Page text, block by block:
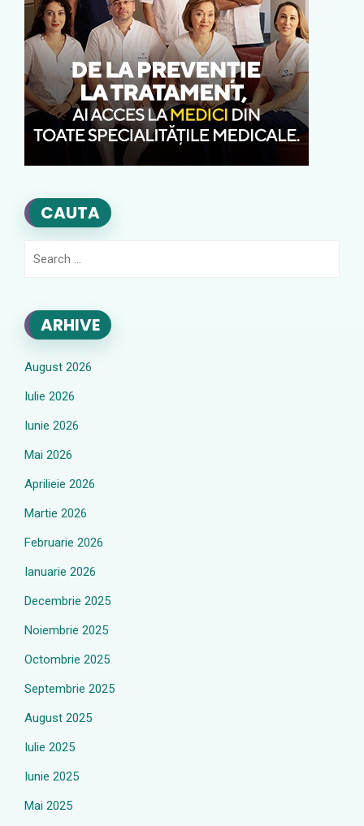
CAUTA
ARHIVE
August 2026
Iulie 2026
Iunie 2026
Mai 2026
Aprilieie 2026
Martie 2026
Februarie 2026
Ianuarie 2026
Decembrie 2025
Noiembrie 2025
Octombrie 2025
Septembrie 2025
August 2025
Iulie 2025
Iunie 2025
Mai 2025